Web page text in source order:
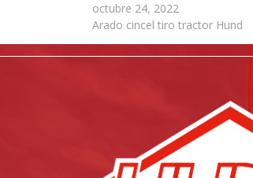
octubre 24, 2022
Arado cincel tiro tractor Hund